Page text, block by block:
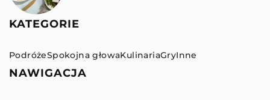
KATEGORIE
PodróżeSpokojna głowaKulinariaGryInne
NAWIGACJA